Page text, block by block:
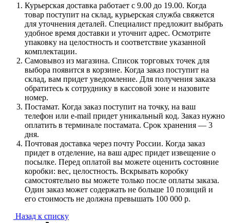
Курьерская доставка работает с 9.00 до 19.00. Когда
товар поступит на склад, курьерская служба свяжется
для уточнения деталей. Специалист предложит выбрать
удобное время доставки и уточнит адрес. Осмотрите
упаковку на целостность и соответствие указанной
комплектации.
Самовывоз из магазина. Список торговых точек для
выбора появится в корзине. Когда заказ поступит на
склад, вам придет уведомление. Для получения заказа
обратитесь к сотруднику в кассовой зоне и назовите
номер.
Постамат. Когда заказ поступит на точку, на ваш
телефон или e-mail придет уникальный код. Заказ нужно
оплатить в терминале постамата. Срок хранения — 3
дня.
Почтовая доставка через почту России. Когда заказ
придет в отделение, на ваш адрес придет извещение о
посылке. Перед оплатой вы можете оценить состояние
коробки: вес, целостность. Вскрывать коробку
самостоятельно вы можете только после оплаты заказа.
Один заказ может содержать не больше 10 позиций и
его стоимость не должна превышать 100 000 р.
Назад к списку